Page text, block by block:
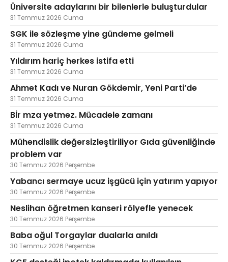
Üniversite adaylarını bir bilenlerle buluşturdular
31 Temmuz 2026 Cuma
SGK ile sözleşme yine gündeme gelmeli
31 Temmuz 2026 Cuma
Yıldırım hariç herkes istifa etti
31 Temmuz 2026 Cuma
Ahmet Kadı ve Nuran Gökdemir, Yeni Parti’de
31 Temmuz 2026 Cuma
Bİr mza yetmez. Mücadele zamanı
31 Temmuz 2026 Cuma
Mühendislik değersizleştiriliyor Gıda güvenliğinde
problem var
30 Temmuz 2026 Perşembe
Yabancı sermaye ucuz işgücü için yatırım yapıyor
30 Temmuz 2026 Perşembe
Neslihan öğretmen kanseri rölyefle yenecek
30 Temmuz 2026 Perşembe
Baba oğul Torgaylar dualarla anıldı
30 Temmuz 2026 Perşembe